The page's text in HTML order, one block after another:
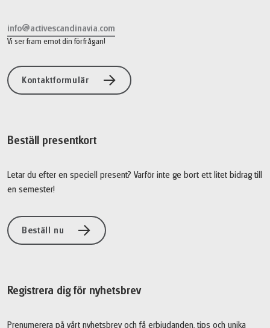
info@activescandinavia.com
Vi ser fram emot din förfrågan!
Kontaktformulär
Beställ presentkort
Letar du efter en speciell present? Varför inte ge bort ett litet bidrag till
en semester!
Beställ nu
Registrera dig för nyhetsbrev
Prenumerera på vårt nyhetsbrev och få erbjudanden, tips och unika